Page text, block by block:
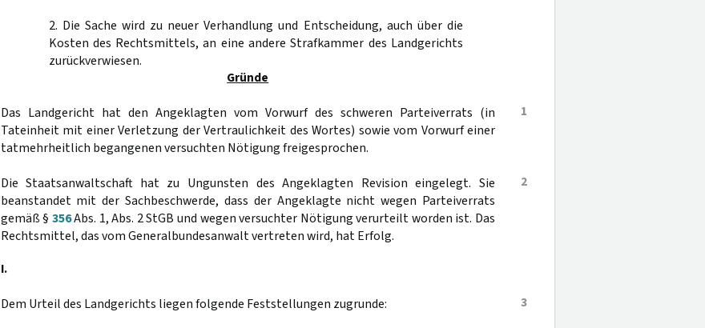
2. Die Sache wird zu neuer Verhandlung und Entscheidung, auch über die
Kosten des Rechtsmittels, an eine andere Strafkammer des Landgerichts
zurückverwiesen.
Gründe
1
Das Landgericht hat den Angeklagten vom Vorwurf des schweren Parteiverrats (in
Tateinheit mit einer Verletzung der Vertraulichkeit des Wortes) sowie vom Vorwurf einer
tatmehrheitlich begangenen versuchten Nötigung freigesprochen.
2
Die Staatsanwaltschaft hat zu Ungunsten des Angeklagten Revision eingelegt. Sie
beanstandet mit der Sachbeschwerde, dass der Angeklagte nicht wegen Parteiverrats
gemäß § 356Abs. 1, Abs. 2 StGB und wegen versuchter Nötigung verurteilt worden ist. Das
Rechtsmittel, das vom Generalbundesanwalt vertreten wird, hat Erfolg.
I.
3
Dem Urteil des Landgerichts liegen folgende Feststellungen zugrunde: